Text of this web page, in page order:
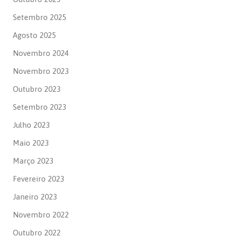
Setembro 2025
Agosto 2025
Novembro 2024
Novembro 2023
Outubro 2023
Setembro 2023
Julho 2023
Maio 2023
Março 2023
Fevereiro 2023
Janeiro 2023
Novembro 2022
Outubro 2022